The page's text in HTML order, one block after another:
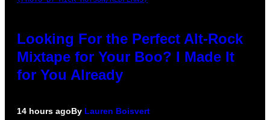
Looking For the Perfect Alt-Rock
Mixtape for Your Boo? I Made It
for You Already
14 hours agoBy Lauren Boisvert